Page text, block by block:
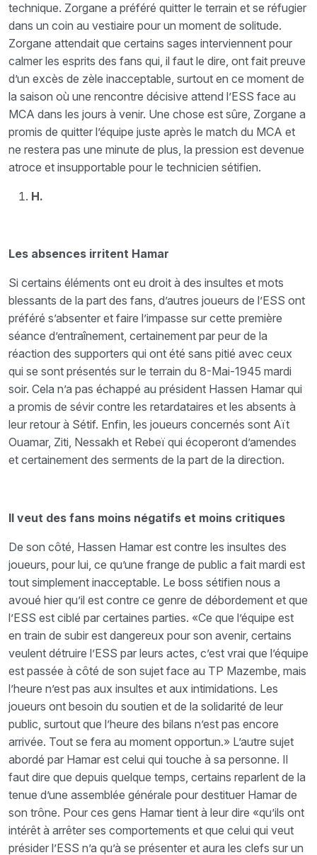
technique. Zorgane a préféré quitter le terrain et se réfugier
dans un coin au vestiaire pour un moment de solitude.
Zorgane attendait que certains sages interviennent pour
calmer les esprits des fans qui, il faut le dire, ont fait preuve
d’un excès de zèle inacceptable, surtout en ce moment de
la saison où une rencontre décisive attend l’ESS face au
MCA dans les jours à venir. Une chose est sûre, Zorgane a
promis de quitter l’équipe juste après le match du MCA et
ne restera pas une minute de plus, la pression est devenue
atroce et insupportable pour le technicien sétifien.
H.
Les absences irritent Hamar
Si certains éléments ont eu droit à des insultes et mots
blessants de la part des fans, d’autres joueurs de l’ESS ont
préféré s’absenter et faire l’impasse sur cette première
séance d’entraînement, certainement par peur de la
réaction des supporters qui ont été sans pitié avec ceux
qui se sont présentés sur le terrain du 8-Mai-1945 mardi
soir. Cela n’a pas échappé au président Hassen Hamar qui
a promis de sévir contre les retardataires et les absents à
leur retour à Sétif. Enfin, les joueurs concernés sont Aït
Ouamar, Ziti, Nessakh et Rebeï qui écoperont d’amendes
et certainement des serments de la part de la direction.
Il veut des fans moins négatifs et moins critiques
De son côté, Hassen Hamar est contre les insultes des
joueurs, pour lui, ce qu’une frange de public a fait mardi est
tout simplement inacceptable. Le boss sétifien nous a
avoué hier qu’il est contre ce genre de débordement et que
l’ESS est ciblé par certaines parties. «Ce que l’équipe est
en train de subir est dangereux pour son avenir, certains
veulent détruire l’ESS par leurs actes, c’est vrai que l’équipe
est passée à côté de son sujet face au TP Mazembe, mais
l’heure n’est pas aux insultes et aux intimidations. Les
joueurs ont besoin du soutien et de la solidarité de leur
public, surtout que l’heure des bilans n’est pas encore
arrivée. Tout se fera au moment opportun.» L’autre sujet
abordé par Hamar est celui qui touche à sa personne. Il
faut dire que depuis quelque temps, certains reparlent de la
tenue d’une assemblée générale pour destituer Hamar de
son trône. Pour ces gens Hamar tient à leur dire «qu’ils ont
intérêt à arrêter ses comportements et que celui qui veut
présider l’ESS n’a qu’à se présenter et aura les clefs sur un